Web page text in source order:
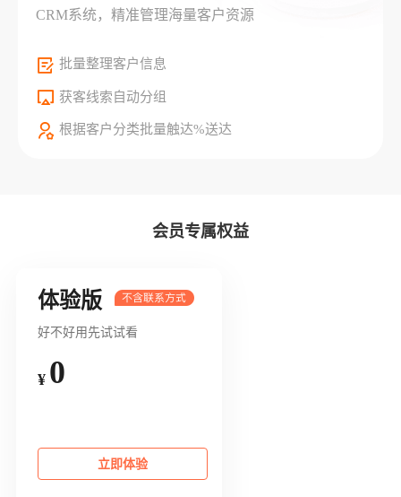
CRM系统，精准管理海量客户资源
批量整理客户信息
获客线索自动分组
根据客户分类批量触达%送达
会员专属权益
体验版
好不好用先试试看
¥ 0
立即体验